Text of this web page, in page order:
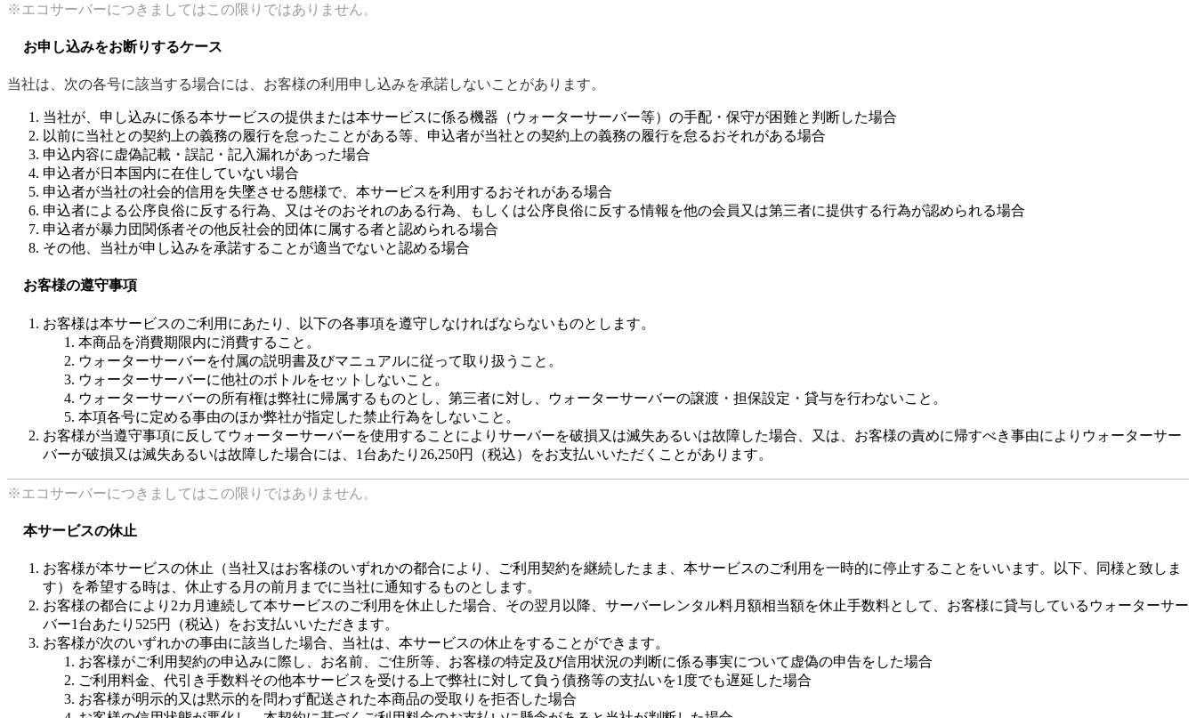
※エコサーバーにつきましてはこの限りではありません。
お申し込みをお断りするケース
当社は、次の各号に該当する場合には、お客様の利用申し込みを承諾しないことがあります。
当社が、申し込みに係る本サービスの提供または本サービスに係る機器（ウォーターサーバー等）の手配・保守が困難と判断した場合
以前に当社との契約上の義務の履行を怠ったことがある等、申込者が当社との契約上の義務の履行を怠るおそれがある場合
申込内容に虚偽記載・誤記・記入漏れがあった場合
申込者が日本国内に在住していない場合
申込者が当社の社会的信用を失墜させる態様で、本サービスを利用するおそれがある場合
申込者による公序良俗に反する行為、又はそのおそれのある行為、もしくは公序良俗に反する情報を他の会員又は第三者に提供する行為が認められる場合
申込者が暴力団関係者その他反社会的団体に属する者と認められる場合
その他、当社が申し込みを承諾することが適当でないと認める場合
お客様の遵守事項
お客様は本サービスのご利用にあたり、以下の各事項を遵守しなければならないものとします。
本商品を消費期限内に消費すること。
ウォーターサーバーを付属の説明書及びマニュアルに従って取り扱うこと。
ウォーターサーバーに他社のボトルをセットしないこと。
ウォーターサーバーの所有権は弊社に帰属するものとし、第三者に対し、ウォーターサーバーの譲渡・担保設定・貸与を行わないこと。
本項各号に定める事由のほか弊社が指定した禁止行為をしないこと。
お客様が当遵守事項に反してウォーターサーバーを使用することによりサーバーを破損又は滅失あるいは故障した場合、又は、お客様の責めに帰すべき事由によりウォーターサー
バーが破損又は滅失あるいは故障した場合には、1台あたり26,250円（税込）をお支払いいただくことがあります。
※エコサーバーにつきましてはこの限りではありません。
本サービスの休止
お客様が本サービスの休止（当社又はお客様のいずれかの都合により、ご利用契約を継続したまま、本サービスのご利用を一時的に停止することをいいます。以下、同様と致しま
す）を希望する時は、休止する月の前月までに当社に通知するものとします。
お客様の都合により2カ月連続して本サービスのご利用を休止した場合、その翌月以降、サーバーレンタル料月額相当額を休止手数料として、お客様に貸与しているウォーターサー
バー1台あたり525円（税込）をお支払いいただきます。
お客様が次のいずれかの事由に該当した場合、当社は、本サービスの休止をすることができます。
お客様がご利用契約の申込みに際し、お名前、ご住所等、お客様の特定及び信用状況の判断に係る事実について虚偽の申告をした場合
ご利用料金、代引き手数料その他本サービスを受ける上で弊社に対して負う債務等の支払いを1度でも遅延した場合
お客様が明示的又は黙示的を問わず配送された本商品の受取りを拒否した場合